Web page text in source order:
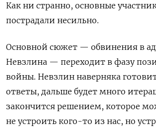
Как ни странно, основные
пострадали несильно.
Основной сюжет — обвинения в
Невзлина — переходит в фазу
войны. Невзлин наверняка
ответы, дальше будет много
закончится решением, которое
не устроить кого-то из нас, но